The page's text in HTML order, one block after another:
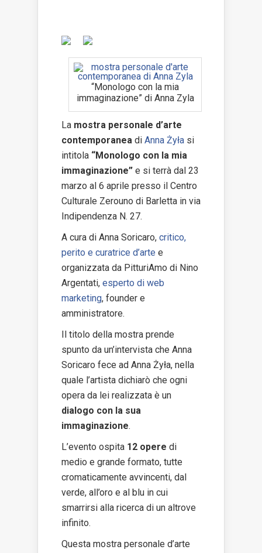
“Monologo con la mia
immaginazione” di Anna Zyla
La mostra personale d’arte
contemporanea di Anna Żyła si
intitola “Monologo con la mia
immaginazione” e si terrà dal 23
marzo al 6 aprile presso il Centro
Culturale Zerouno di Barletta in via
Indipendenza N. 27.
A cura di Anna Soricaro, critico,
perito e curatrice d’arte e
organizzata da PitturiAmo di Nino
Argentati, esperto di web
marketing, founder e
amministratore.
Il titolo della mostra prende
spunto da un’intervista che Anna
Soricaro fece ad Anna Żyła, nella
quale l’artista dichiarò che ogni
opera da lei realizzata è un
dialogo con la sua
immaginazione.
L’evento ospita 12 opere di
medio e grande formato, tutte
cromaticamente avvincenti, dal
verde, all’oro e al blu in cui
smarrirsi alla ricerca di un altrove
infinito.
Questa mostra personale d’arte